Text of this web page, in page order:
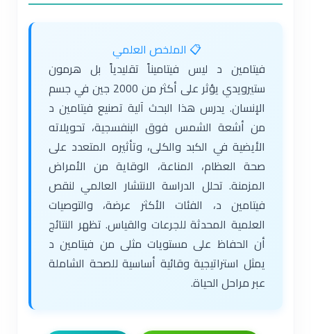
📋 الملخص العلمي
فيتامين د ليس فيتاميناً تقليدياً بل هرمون
ستيرويدي يؤثر على أكثر من 2000 جين في جسم
الإنسان. يدرس هذا البحث آلية تصنيع فيتامين د
من أشعة الشمس فوق البنفسجية، تحويلاته
الأيضية في الكبد والكلى، وتأثيره المتعدد على
صحة العظام، المناعة، الوقاية من الأمراض
المزمنة. تحلل الدراسة الانتشار العالمي لنقص
فيتامين د، الفئات الأكثر عرضة، والتوصيات
العلمية المحدثة للجرعات والقياس. تظهر النتائج
أن الحفاظ على مستويات مثلى من فيتامين د
يمثل استراتيجية وقائية أساسية للصحة الشاملة
عبر مراحل الحياة.